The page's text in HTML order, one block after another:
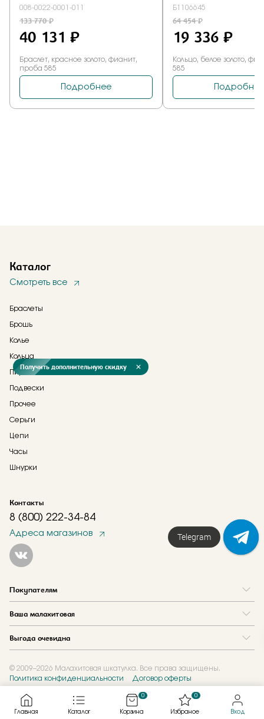
Каталог
Смотреть все
Браслеты
Брошь
Колье
Кольца
Пирсинг
Подвески
Прочее
Серьги
Цепи
Часы
Шнурки
Контакты
8 (800) 222-34-84
Адреса магазинов
Покупателям
Ваша малахитовая
Где купить
Новости
Журнал
Выгода очевидна
Акции
Обмен и скупка
Подарочные сертификаты
© 2009–2026 Малахитовая шкатулка. Все права защищены.
Политика конфиденциальности
Договор оферты
Главная Каталог Корзина
0
Избраное
0
Вход
Получить дополнительную скидку
Telegram